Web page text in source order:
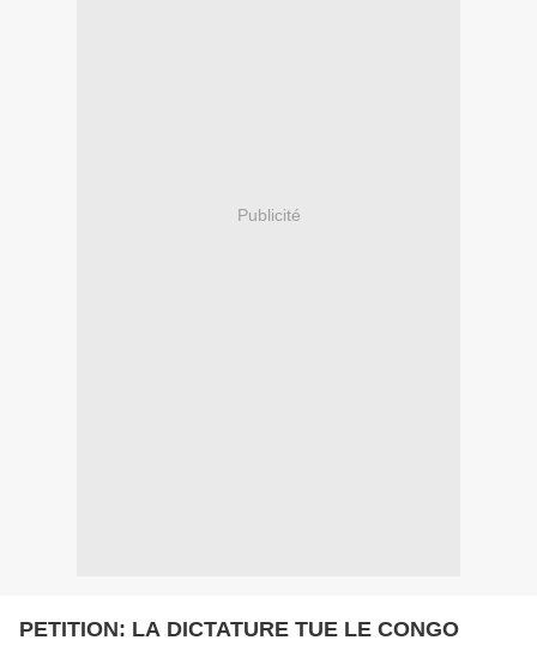
Publicité
PETITION: LA DICTATURE TUE LE CONGO